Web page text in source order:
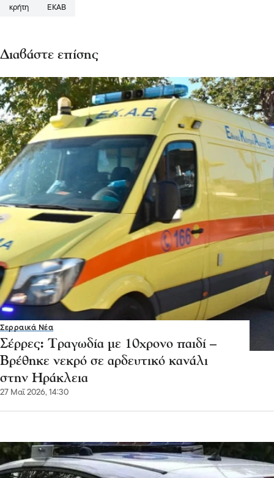
κρήτη ΕΚΑΒ
Διαβάστε επίσης
Σερραικά Νέα
Σέρρες: Τραγωδία με 10χρονο παιδί –
Βρέθηκε νεκρό σε αρδευτικό κανάλι
στην Ηράκλεια
27 Μαΐ 2026, 14:30